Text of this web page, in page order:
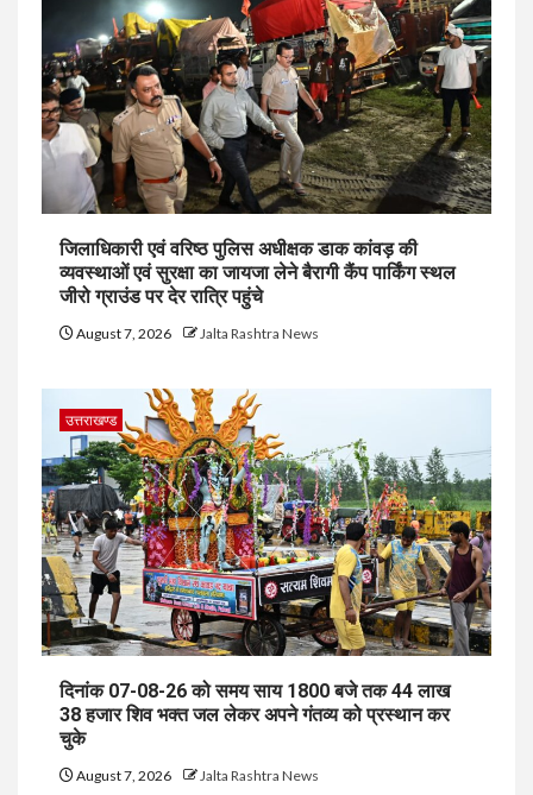
जिलाधिकारी एवं वरिष्ठ पुलिस अधीक्षक डाक कांवड़ की
व्यवस्थाओं एवं सुरक्षा का जायजा लेने बैरागी कैंप पार्किंग स्थल
जीरो ग्राउंड पर देर रात्रि पहुंचे
August 7, 2026 Jalta Rashtra News
उत्तराखण्ड
दिनांक 07-08-26 को समय साय 1800 बजे तक 44 लाख
38 हजार शिव भक्त जल लेकर अपने गंतव्य को प्रस्थान कर
चुके
August 7, 2026 Jalta Rashtra News